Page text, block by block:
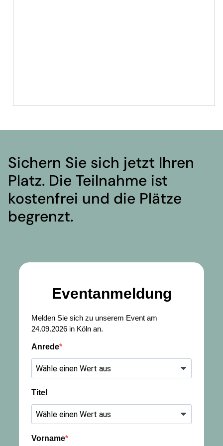
Sichern Sie sich jetzt Ihren
Platz. Die Teilnahme ist
kostenfrei und die Plätze
begrenzt.